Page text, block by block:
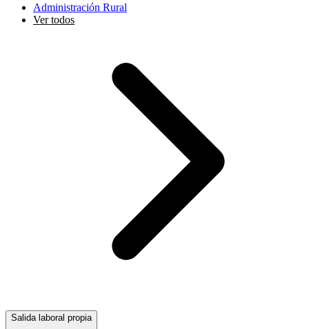
Administración Rural
Ver todos
Salida laboral propia